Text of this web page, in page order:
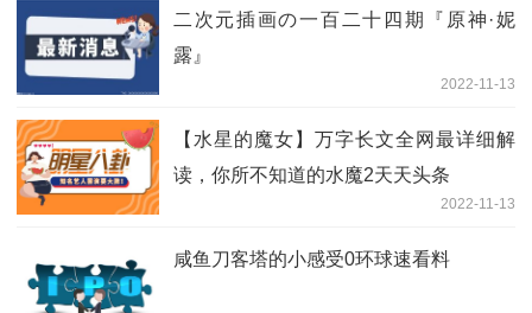
二次元插画の一百二十四期『原神·妮
露』
2022-11-13
【水星的魔女】万字长文全网最详细解
读，你所不知道的水魔2天天头条
2022-11-13
咸鱼刀客塔的小感受0环球速看料